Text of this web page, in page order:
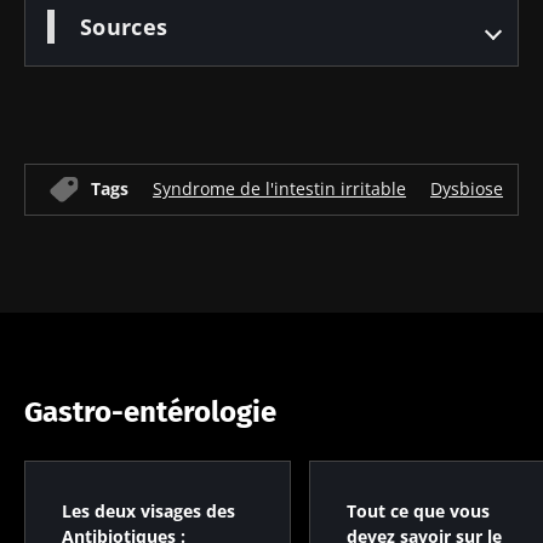
Sources
Tags Syndrome de l'intestin irritable Dysbiose
Gastro-entérologie
Les deux visages des
Antibiotiques :
Tout ce que vous
devez savoir sur le